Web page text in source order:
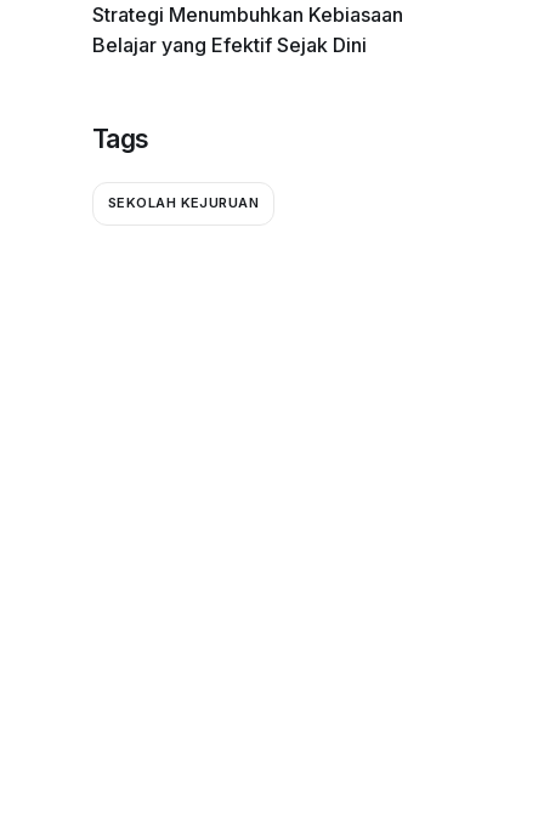
Strategi Menumbuhkan Kebiasaan
Belajar yang Efektif Sejak Dini
Tags
SEKOLAH KEJURUAN